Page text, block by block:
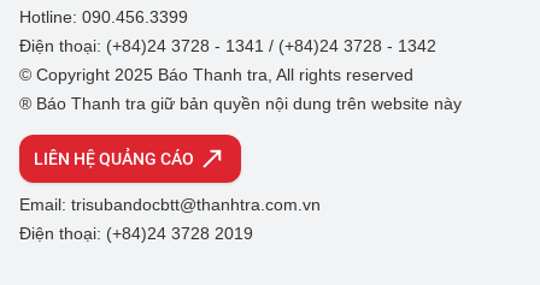
Hotline: 090.456.3399
Điện thoại: (+84)24 3728 - 1341 / (+84)24 3728 - 1342
© Copyright 2025 Báo Thanh tra, All rights reserved
® Báo Thanh tra giữ bản quyền nội dung trên website này
LIÊN HỆ QUẢNG CÁO
Email: trisubandocbtt@thanhtra.com.vn
Điện thoại: (+84)24 3728 2019